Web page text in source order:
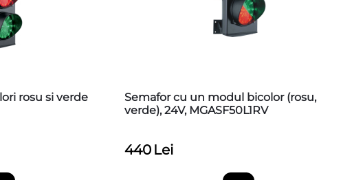
rosu si verde
Semafor cu un modul bicolor (rosu,
verde), 24V, MGASF50L1RV
440 Lei